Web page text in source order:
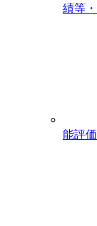
績等
能評価